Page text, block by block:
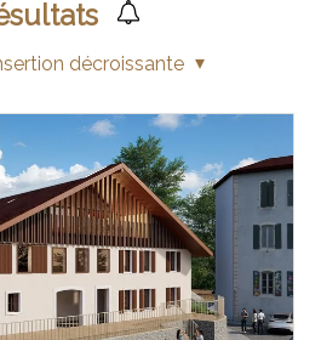
décroissante